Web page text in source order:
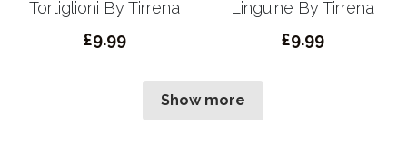
Tortiglioni By Tirrena
£9.99
Linguine By Tirrena
£9.99
Show more